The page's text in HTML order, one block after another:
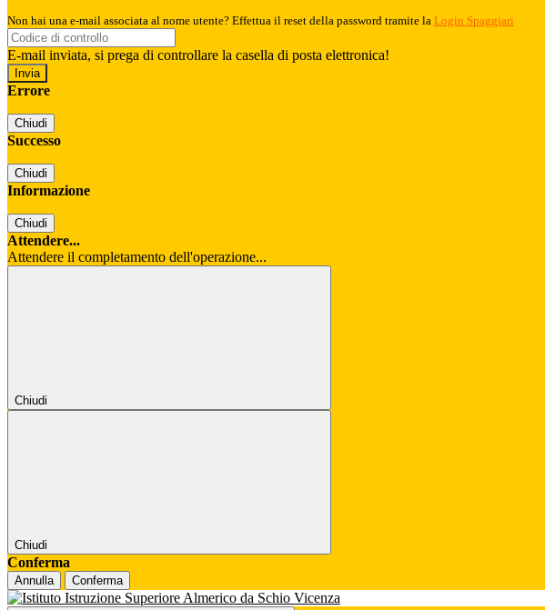
Non hai una e-mail associata al nome utente? Effettua il reset della password tramite la Login Spaggiari
E-mail inviata, si prega di controllare la casella di posta elettronica!
Errore
Chiudi
Successo
Chiudi
Informazione
Chiudi
Attendere...
Attendere il completamento dell'operazione...
Chiudi
Chiudi
Conferma
Annulla Conferma